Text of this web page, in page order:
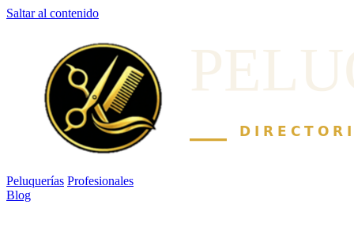
Saltar al contenido
Peluquerías Profesionales
Blog